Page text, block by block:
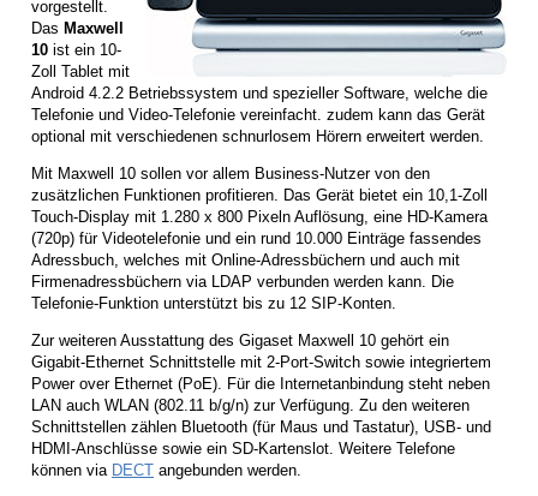
vorgestellt.
Das Maxwell
10 ist ein 10-
Zoll Tablet mit
Android 4.2.2 Betriebssystem und spezieller Software, welche die
Telefonie und Video-Telefonie vereinfacht. zudem kann das Gerät
optional mit verschiedenen schnurlosem Hörern erweitert werden.
Mit Maxwell 10 sollen vor allem Business-Nutzer von den
zusätzlichen Funktionen profitieren. Das Gerät bietet ein 10,1-Zoll
Touch-Display mit 1.280 x 800 Pixeln Auflösung, eine HD-Kamera
(720p) für Videotelefonie und ein rund 10.000 Einträge fassendes
Adressbuch, welches mit Online-Adressbüchern und auch mit
Firmenadressbüchern via LDAP verbunden werden kann. Die
Telefonie-Funktion unterstützt bis zu 12 SIP-Konten.
Zur weiteren Ausstattung des Gigaset Maxwell 10 gehört ein
Gigabit-Ethernet Schnittstelle mit 2-Port-Switch sowie integriertem
Power over Ethernet (PoE). Für die Internetanbindung steht neben
LAN auch WLAN (802.11 b/g/n) zur Verfügung. Zu den weiteren
Schnittstellen zählen Bluetooth (für Maus und Tastatur), USB- und
HDMI-Anschlüsse sowie ein SD-Kartenslot. Weitere Telefone
können via DECT angebunden werden.